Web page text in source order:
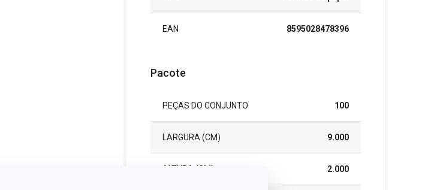
EAN 8595028478396
Pacote
PEÇAS DO CONJUNTO 100
LARGURA (CM) 9.000
ALTURA (CM) 2.000